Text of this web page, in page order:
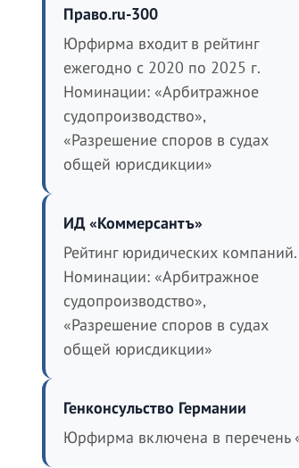
Право.ru-300
Юрфирма входит в рейтинг
ежегодно с 2020 по 2025 г.
Номинации: «Арбитражное
судопроизводство»,
«Разрешение споров в судах
общей юрисдикции»
ИД «Коммерсантъ»
Рейтинг юридических компаний.
Номинации: «Арбитражное
судопроизводство»,
«Разрешение споров в судах
общей юрисдикции»
Генконсульство Германии
Юрфирма включена в перечень